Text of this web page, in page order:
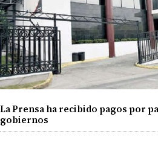
La Prensa ha recibido pagos por
gobiernos